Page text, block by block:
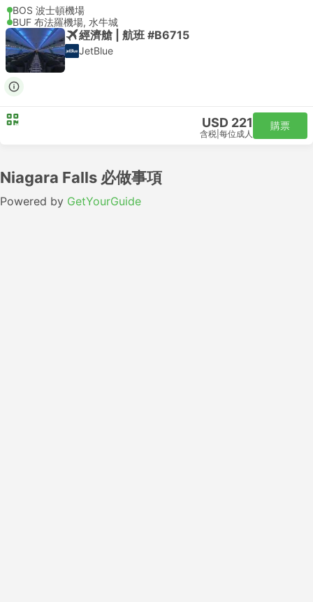
BOS 波士頓機場
BUF 布法羅機場, 水牛城
經濟艙 | 航班 #B6715
JetBlue
USD 221
含税 每位成人
購票
Niagara Falls 必做事項
Powered by GetYourGuide